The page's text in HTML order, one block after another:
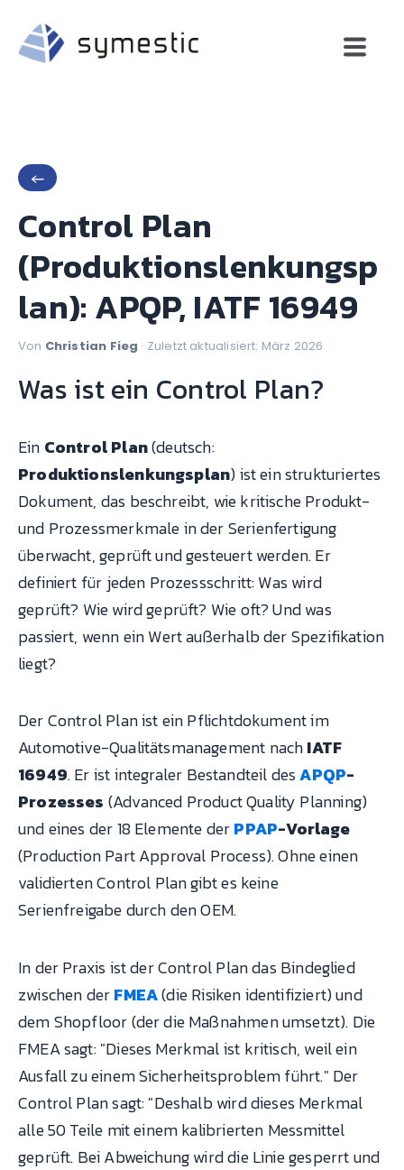
←
Control Plan
(Produktionslenkungsp
lan): APQP, IATF 16949
Von Christian Fieg · Zuletzt aktualisiert: März 2026
Was ist ein Control Plan?
Ein Control Plan(deutsch:
Produktionslenkungsplan) ist ein strukturiertes
Dokument, das beschreibt, wie kritische Produkt-
und Prozessmerkmale in der Serienfertigung
überwacht, geprüft und gesteuert werden. Er
definiert für jeden Prozessschritt: Was wird
geprüft? Wie wird geprüft? Wie oft? Und was
passiert, wenn ein Wert außerhalb der Spezifikation
liegt?
Der Control Plan ist ein Pflichtdokument im
Automotive-Qualitätsmanagement nachIATF
16949. Er ist integraler Bestandteil desAPQP-
Prozesses (Advanced Product Quality Planning)
und eines der 18 Elemente derPPAP-Vorlage
(Production Part Approval Process). Ohne einen
validierten Control Plan gibt es keine
Serienfreigabe durch den OEM.
In der Praxis ist der Control Plan das Bindeglied
zwischen derFMEA(die Risiken identifiziert) und
dem Shopfloor (der die Maßnahmen umsetzt). Die
FMEA sagt: "Dieses Merkmal ist kritisch, weil ein
Ausfall zu einem Sicherheitsproblem führt." Der
Control Plan sagt: "Deshalb wird dieses Merkmal
alle 50 Teile mit einem kalibrierten Messmittel
geprüft. Bei Abweichung wird die Linie gesperrt und